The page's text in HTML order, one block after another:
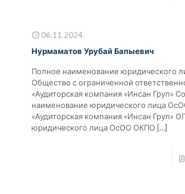
06.11.2024
Нурмаматов Урубай Бапыевич
Полное наименование юридического
Общество с ограниченной
«Аудиторская компания «Инсан Груп»
наименование юридического лица
«Аудиторская компания «Инсан Груп»
юридического лица ОсОО ОКПО […]